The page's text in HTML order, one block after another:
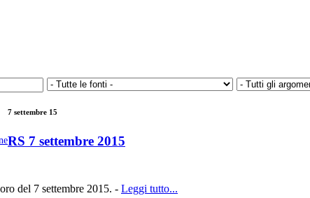
7 settembre 15
RS 7 settembre 2015
del 7 settembre 2015. - Leggi tutto...